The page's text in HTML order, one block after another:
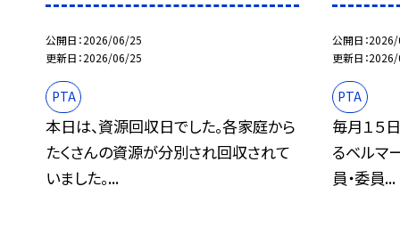
公開日 2026/06/25
更新日 2026/06/25
PTA
本日は、資源回収日でした。各家庭から
たくさんの資源が分別され回収されて
いました。...
公開日
更新日
PTA
毎月１５
るベルマ
員・委員...